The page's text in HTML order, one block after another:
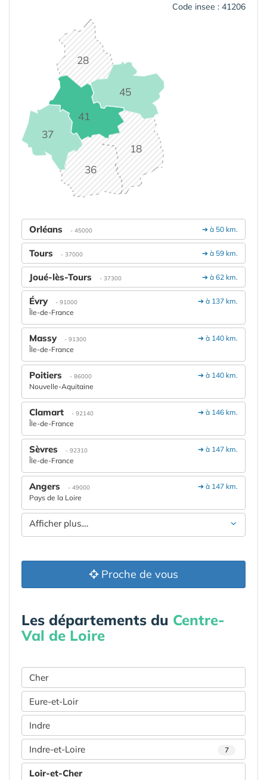
Code insee : 41206
18
28
36
37
41
45
➔ à 50 km.
Orléans - 45000
➔ à 59 km.
Tours - 37000
➔ à 62 km.
Joué-lès-Tours - 37300
➔ à 137 km.
Évry - 91000
Île-de-France
➔ à 140 km.
Massy - 91300
Île-de-France
➔ à 140 km.
Poitiers - 86000
Nouvelle-Aquitaine
➔ à 146 km.
Clamart - 92140
Île-de-France
➔ à 147 km.
Sèvres - 92310
Île-de-France
➔ à 147 km.
Angers - 49000
Pays de la Loire
Afficher plus....
Proche de vous
Les départements du Centre-
Val de Loire
Cher
Eure-et-Loir
Indre
Indre-et-Loire 7
Loir-et-Cher